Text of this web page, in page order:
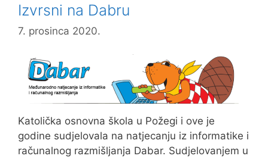
Izvrsni na Dabru
7. prosinca 2020.
Katolička osnovna škola u Požegi i ove je
godine sudjelovala na natjecanju iz informatike i
računalnog razmišljanja Dabar. Sudjelovanjem u